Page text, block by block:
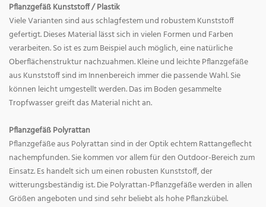
Pflanzgefäß Kunststoff / Plastik
Viele Varianten sind aus schlagfestem und robustem Kunststoff
gefertigt. Dieses Material lässt sich in vielen Formen und Farben
verarbeiten. So ist es zum Beispiel auch möglich, eine natürliche
Oberflächenstruktur nachzuahmen. Kleine und leichte Pflanzgefäße
aus Kunststoff sind im Innenbereich immer die passende Wahl. Sie
können leicht umgestellt werden. Das im Boden gesammelte
Tropfwasser greift das Material nicht an.
Pflanzgefäß Polyrattan
Pflanzgefäße aus Polyrattan sind in der Optik echtem Rattangeflecht
nachempfunden. Sie kommen vor allem für den Outdoor-Bereich zum
Einsatz. Es handelt sich um einen robusten Kunststoff, der
witterungsbeständig ist. Die Polyrattan-Pflanzgefäße werden in allen
Größen angeboten und sind sehr beliebt als hohe Pflanzkübel.